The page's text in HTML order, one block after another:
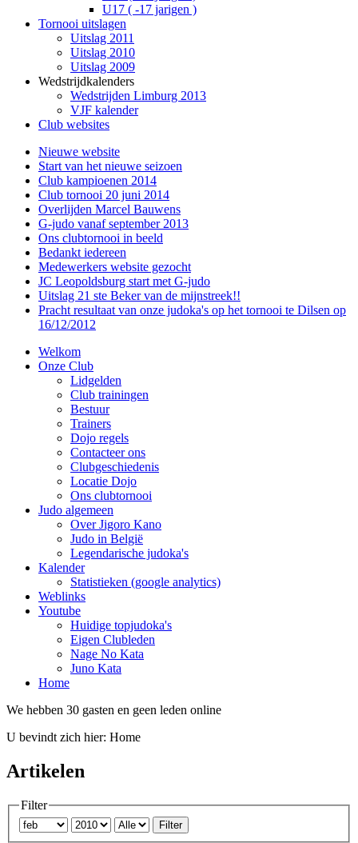
U17 ( -17 jarigen )
Tornooi uitslagen
Uitslag 2011
Uitslag 2010
Uitslag 2009
Wedstrijdkalenders
Wedstrijden Limburg 2013
VJF kalender
Club websites
Nieuwe website
Start van het nieuwe seizoen
Club kampioenen 2014
Club tornooi 20 juni 2014
Overlijden Marcel Bauwens
G-judo vanaf september 2013
Ons clubtornooi in beeld
Bedankt iedereen
Medewerkers website gezocht
JC Leopoldsburg start met G-judo
Uitslag 21 ste Beker van de mijnstreek!!
Pracht resultaat van onze judoka's op het tornooi te Dilsen op
16/12/2012
Welkom
Onze Club
Lidgelden
Club trainingen
Bestuur
Trainers
Dojo regels
Contacteer ons
Clubgeschiedenis
Locatie Dojo
Ons clubtornooi
Judo algemeen
Over Jigoro Kano
Judo in België
Legendarische judoka's
Kalender
Statistieken (google analytics)
Weblinks
Youtube
Huidige topjudoka's
Eigen Clubleden
Nage No Kata
Juno Kata
Home
We hebben 30 gasten en geen leden online
U bevindt zich hier: Home
Artikelen
Filter
Filter